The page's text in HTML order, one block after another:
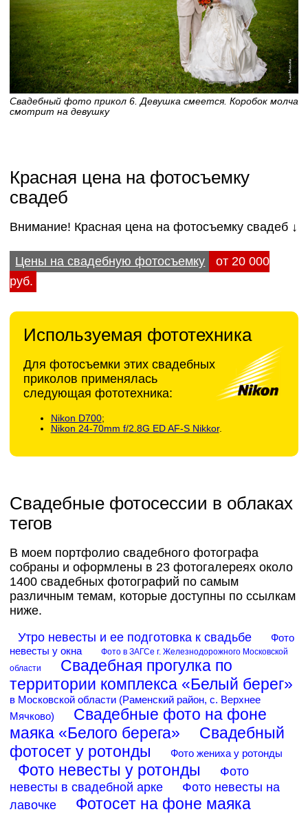
Свадебный фото прикол 6. Девушка смеется. Коробок молча
смотрит на девушку
Красная цена на фотосъемку
свадеб
Внимание! Красная цена на фотосъемку свадеб ↓
Цены на свадебную фотосъемку
от 20 000
руб.
Используемая фототехника
Для фотосъемки этих свадебных
приколов применялась
следующая фототехника:
Nikon D700;
Nikon 24-70mm f/2.8G ED AF-S Nikkor.
Свадебные фотосессии в облаках
тегов
В моем портфолио свадебного фотографа
собраны и оформлены в 23 фотогалереях около
1400 свадебных фотографий по самым
различным темам, которые доступны по ссылкам
ниже.
Утро невесты и ее подготовка к свадьбе
Фото
невесты у окна
Фото в ЗАГСе г. Железнодорожного Московской
области
Свадебная прогулка по
территории комплекса «Белый берег»
в Московской области (Раменский район, с. Верхнее
Мячково)
Свадебные фото на фоне
маяка «Белого берега»
Свадебный
фотосет у ротонды
Фото жениха у ротонды
Фото невесты у ротонды
Фото
невесты в свадебной арке
Фото невесты на
лавочке
Фотосет на фоне маяка